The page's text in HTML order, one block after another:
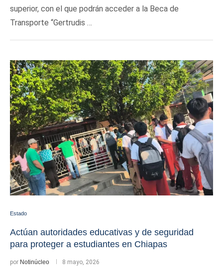
superior, con el que podrán acceder a la Beca de
Transporte “Gertrudis …
Estado
Actúan autoridades educativas y de seguridad
para proteger a estudiantes en Chiapas
por Notinúcleo 8 mayo, 2026